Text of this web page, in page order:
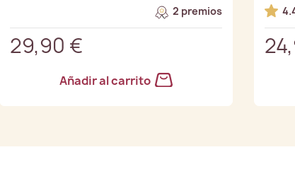
2 premios
29,90 €
Añadir al carrito